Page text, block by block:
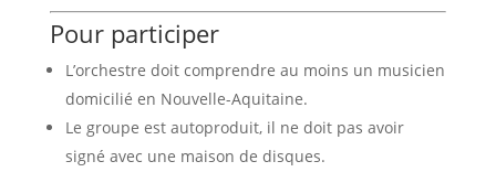
Pour participer
L’orchestre doit comprendre au moins un musicien
domicilié en Nouvelle-Aquitaine.
Le groupe est autoproduit, il ne doit pas avoir
signé avec une maison de disques.